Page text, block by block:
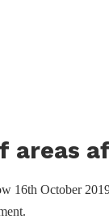
areas
16th October